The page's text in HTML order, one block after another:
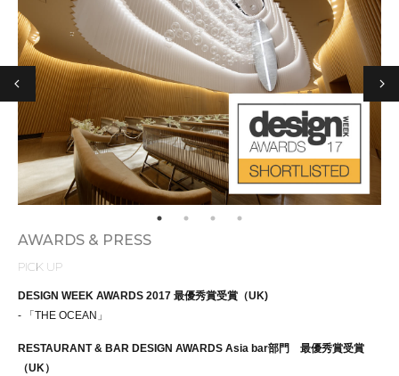
AWARDS & PRESS
PICK UP
DESIGN WEEK AWARDS 2017 最優秀賞受賞（UK)
- 「THE OCEAN」
RESTAURANT & BAR DESIGN AWARDS Asia bar部門 最優秀賞受賞
（UK）